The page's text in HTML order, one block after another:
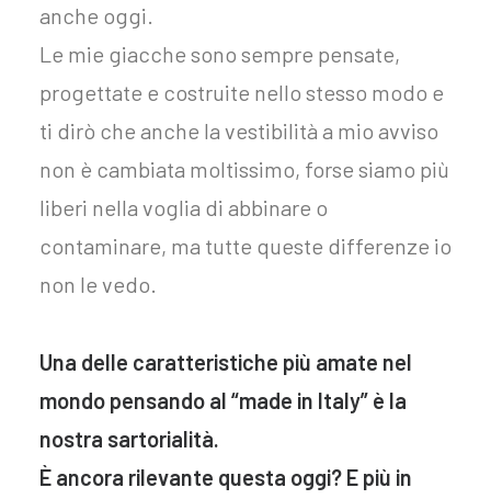
anche oggi.
Le mie giacche sono sempre pensate,
progettate e costruite nello stesso modo e
ti dirò che anche la vestibilità a mio avviso
non è cambiata moltissimo, forse siamo più
liberi nella voglia di abbinare o
contaminare, ma tutte queste differenze io
non le vedo.
Una delle caratteristiche più amate nel
mondo pensando al “made in Italy” è la
nostra sartorialità.
È ancora rilevante questa oggi? E più in